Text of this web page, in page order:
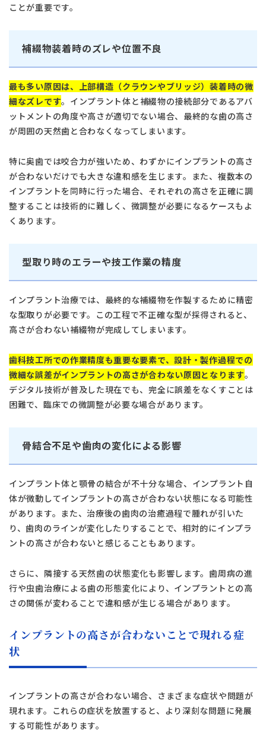
ことが重要です。
補綴物装着時のズレや位置不良
最も多い原因は、上部構造（クラウンやブリッジ）装着時の微
細なズレです。インプラント体と補綴物の接続部分であるアバ
ットメントの角度や高さが適切でない場合、最終的な歯の高さ
が周囲の天然歯と合わなくなってしまいます。
特に奥歯では咬合力が強いため、わずかにインプラントの高さ
が合わないだけでも大きな違和感を生じます。また、複数本の
インプラントを同時に行った場合、それぞれの高さを正確に調
整することは技術的に難しく、微調整が必要になるケースもよ
くあります。
型取り時のエラーや技工作業の精度
インプラント治療では、最終的な補綴物を作製するために精密
な型取りが必要です。この工程で不正確な型が採得されると、
高さが合わない補綴物が完成してしまいます。
歯科技工所での作業精度も重要な要素で、設計・製作過程での
微細な誤差がインプラントの高さが合わない原因となります。
デジタル技術が普及した現在でも、完全に誤差をなくすことは
困難で、臨床での微調整が必要な場合があります。
骨結合不足や歯肉の変化による影響
インプラント体と顎骨の結合が不十分な場合、インプラント自
体が微動してインプラントの高さが合わない状態になる可能性
があります。また、治療後の歯肉の治癒過程で腫れが引いた
り、歯肉のラインが変化したりすることで、相対的にインプラ
ントの高さが合わないと感じることもあります。
さらに、隣接する天然歯の状態変化も影響します。歯周病の進
行や虫歯治療による歯の形態変化により、インプラントとの高
さの関係が変わることで違和感が生じる場合があります。
インプラントの高さが合わないことで現れる症
状
インプラントの高さが合わない場合、さまざまな症状や問題が
現れます。これらの症状を放置すると、より深刻な問題に発展
する可能性があります。